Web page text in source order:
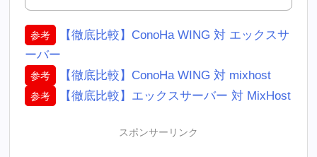
参考
【徹底比較】ConoHa WING 対 エックスサ
ーバー
参考 【徹底比較】ConoHa WING 対 mixhost
参考 【徹底比較】エックスサーバー 対 MixHost
スポンサーリンク